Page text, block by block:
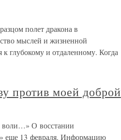
полет дракона в
мыслей и жизненной
глубокому и отдаленному. Когда
против моей доброй
воли…» О восстании
еще 13 февраля. Информацию